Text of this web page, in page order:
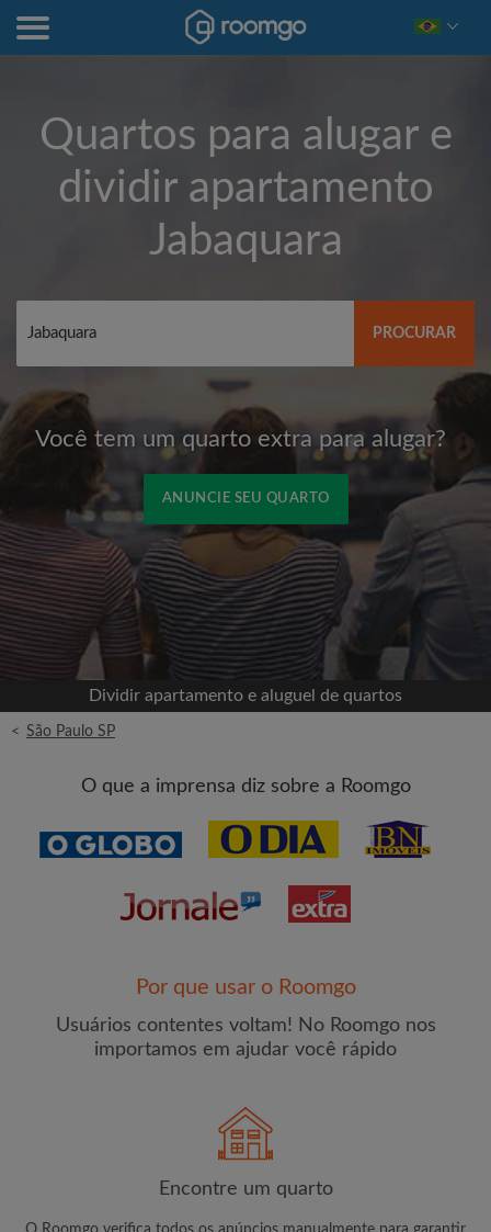
Quartos para alugar e
dividir apartamento
Jabaquara
PROCURAR
Você tem um quarto extra para alugar?
ANUNCIE SEU QUARTO
Cadastrar-se com o Facebook
Jamais publicaremos na sua linha do tempo sem
sua permissão
OU
Dividir apartamento e aluguel de quartos
< São Paulo SP
O que a imprensa diz sobre a Roomgo
Por que usar o Roomgo
Usuários contentes voltam! No Roomgo nos
importamos em ajudar você rápido
Encontre um quarto